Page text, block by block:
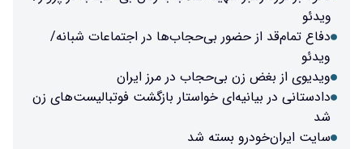
ویدئو
دفاع تمام‌قد از حضور بی‌حجاب‌ها در اجتماعات شبانه/
ویدئو
ویدیوی از بغض زن بی‌حجاب در مرز ایران
دادستانی در بیانیه‌ای خواستار بازگشت فوتبالیست‌های زن
شد
سایت ایران‌خودرو بسته شد